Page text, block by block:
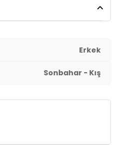
Erkek
Sonbahar - Kış